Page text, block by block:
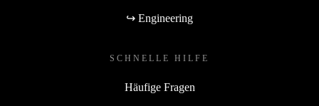
↪ Engineering
SCHNELLE HILFE
Häufige Fragen